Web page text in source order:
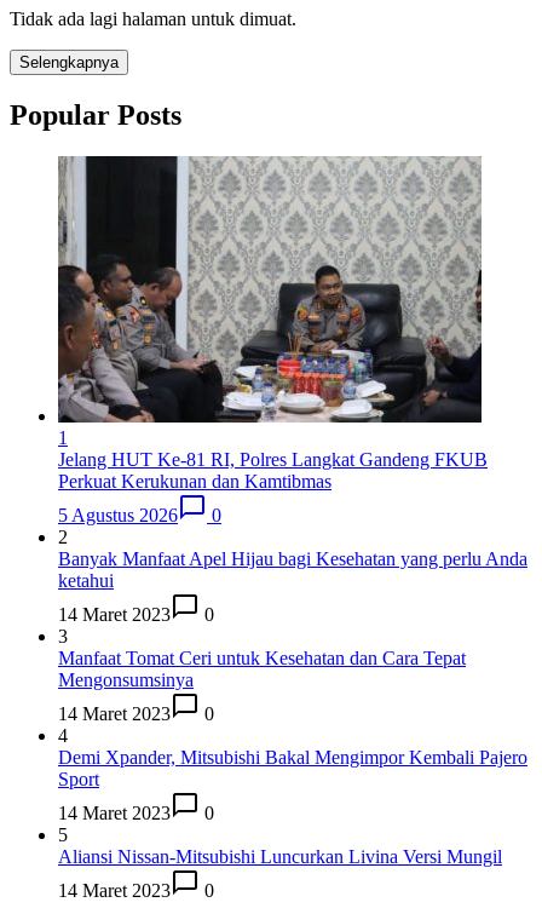
Tidak ada lagi halaman untuk dimuat.
Selengkapnya
Popular Posts
1
Jelang HUT Ke-81 RI, Polres Langkat Gandeng FKUB
Perkuat Kerukunan dan Kamtibmas
5 Agustus 2026
0
2
Banyak Manfaat Apel Hijau bagi Kesehatan yang perlu Anda
ketahui
14 Maret 2023
0
3
Manfaat Tomat Ceri untuk Kesehatan dan Cara Tepat
Mengonsumsinya
14 Maret 2023
0
4
Demi Xpander, Mitsubishi Bakal Mengimpor Kembali Pajero
Sport
14 Maret 2023
0
5
Aliansi Nissan-Mitsubishi Luncurkan Livina Versi Mungil
14 Maret 2023
0